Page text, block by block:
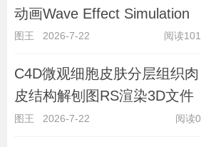
动画Wave Effect Simulation
图王 2026-7-22 阅读101
C4D微观细胞皮肤分层组织肉
皮结构解刨图RS渲染3D文件
图王 2026-7-22 阅读0